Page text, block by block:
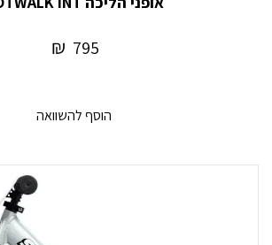
795
₪